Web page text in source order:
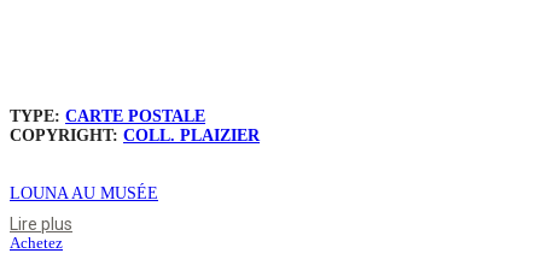
TYPE: CARTE POSTALE
COPYRIGHT: COLL. PLAIZIER
LOUNA AU MUSÉE
Lire plus
Achetez